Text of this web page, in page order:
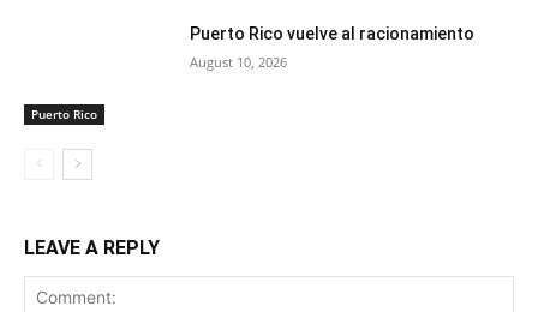
Puerto Rico
Puerto Rico vuelve al racionamiento
August 10, 2026
LEAVE A REPLY